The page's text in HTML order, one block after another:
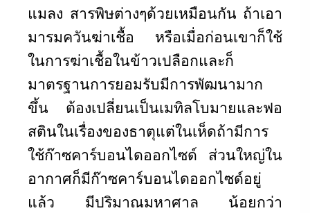
แมลง สารพิษต่างๆด้วยเหมือนกัน ถ้าเอา
มารมควันฆ่าเชื้อ หรือเมื่อก่อนเขาก็ใช้
ในการฆ่าเชื้อในข้าวเปลือกและก็
มาตรฐานการยอมรับมีการพัฒนามาก
ขึ้น ต้องเปลี่ยนเป็นเมทิลโบมายและฟอ
สตินในเรื่องของธาตุแต่ในเห็ดถ้ามีการ
ใช้ก๊าซคาร์บอนไดออกไซด์ ส่วนใหญ่ใน
อากาศก็มีก๊าซคาร์บอนไดออกไซด์อยู่
แล้ว มีปริมาณมหาศาล น้อยกว่า